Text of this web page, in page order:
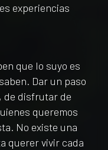
experiencias
que lo suyo es
Dar un paso
de disfrutar de
queremos
No existe una
querer vivir cada